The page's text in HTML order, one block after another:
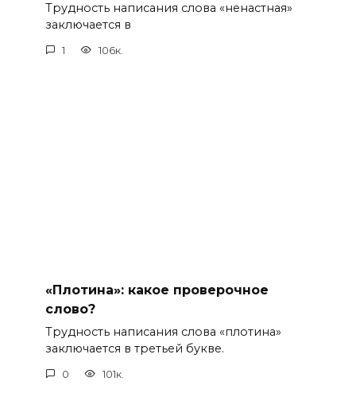
Трудность написания слова «ненастная»
заключается в
1 106к.
«Плотина»: какое проверочное
слово?
Трудность написания слова «плотина»
заключается в третьей букве.
0 101к.